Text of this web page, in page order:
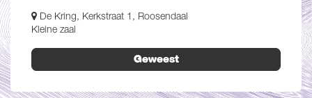
De Kring, Kerkstraat 1, Roosendaal
Kleine zaal
Geweest